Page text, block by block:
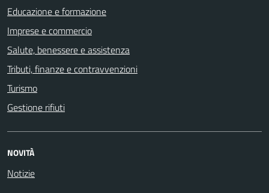
Educazione e formazione
Imprese e commercio
Salute, benessere e assistenza
Tributi, finanze e contravvenzioni
Turismo
Gestione rifiuti
NOVITÀ
Notizie